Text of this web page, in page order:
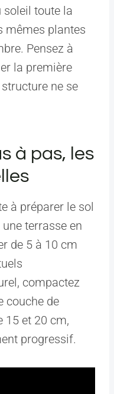
soleil toute la
mêmes plantes
Pensez à
la première
ne se
à pas, les
à préparer le sol
terrasse en
de 5 à 10 cm
compactez
couche de
15 et 20 cm,
progressif.